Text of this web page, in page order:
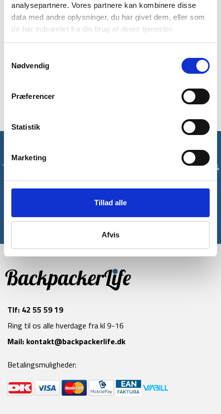
analysepartnere. Vores partnere kan kombinere disse
data med andre oplysninger, du har givet dem, eller som
de har indsamlet fra din brug af deres tjenester.
Nødvendig
Præferencer
Statistik
Marketing
Tillad alle
Afvis
Survival shelter fra Lifesystems er til dig, som elsker at være
forberedt på alt. Dette nødshelter er kompakt og let at have
med på tur. Det kan rumme 2 personer. Nødshelteren er lavet
af PU-belagt stof med vindue og luftventil for god
samt tapede sømme. Det smarte ved shelteren er, at der er
Den kommer nedpakket i en lille, smart opbevaringspose.
Tilmeld dig vores nyhedsbrev og modtag med det samme en 10%
rabatkode til din første ordre*
Tlf: 42 55 59 19
Ring til os alle hverdage fra kl 9-16
Mail: kontakt@backpackerlife.dk
Betalingsmuligheder: